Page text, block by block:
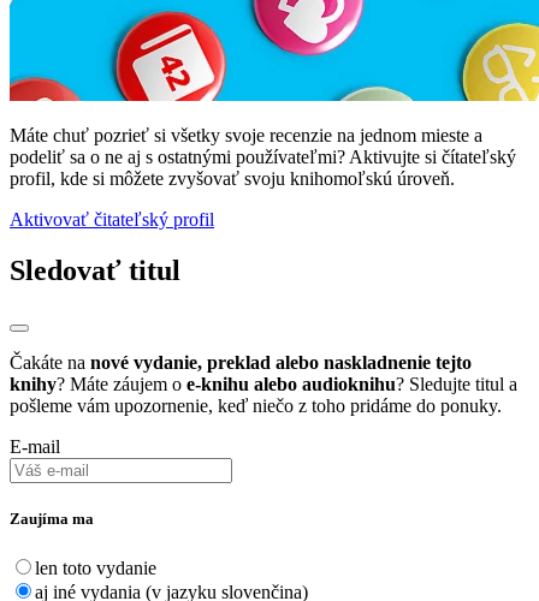
Máte chuť pozrieť si všetky svoje recenzie na jednom mieste a
podeliť sa o ne aj s ostatnými používateľmi? Aktivujte si čítateľský
profil, kde si môžete zvyšovať svoju knihomoľskú úroveň.
Aktivovať čitateľský profil
Sledovať titul
Čakáte na nové vydanie, preklad alebo naskladnenie tejto
knihy? Máte záujem o e-knihu alebo audioknihu? Sledujte titul a
pošleme vám upozornenie, keď niečo z toho pridáme do ponuky.
E-mail
Zaujíma ma
len toto vydanie
aj iné vydania (v jazyku slovenčina)